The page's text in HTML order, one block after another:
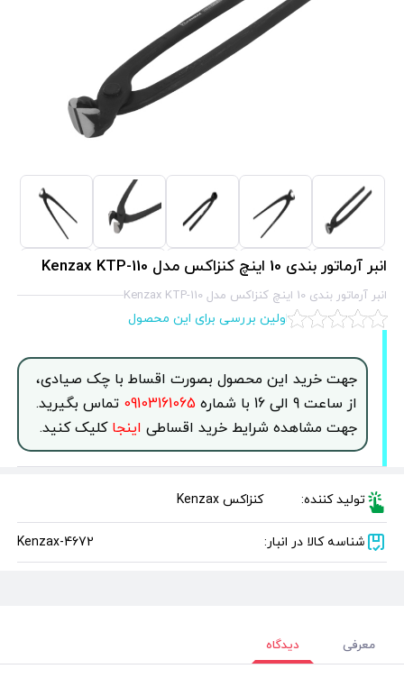
انبر آرماتور بندی 10 اينچ کنزاکس مدل Kenzax KTP-110
انبر آرماتور بندی 10 اينچ کنزاکس مدل Kenzax KTP-110
اولین بررسی برای این محصول
جهت خرید این محصول بصورت اقساط با چک صیادی،
از ساعت 9 الی 16 با شماره
09103161065 تماس بگیرید.
جهت مشاهده شرایط خرید اقساطی اینجاکلیک کنید.
تولید کننده: کنزاکس Kenzax
شناسه کالا در انبار: Kenzax-4672
معرفی دیدگاه